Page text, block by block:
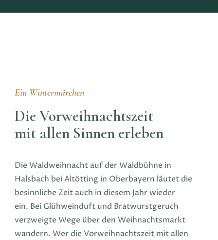
Ein Wintermärchen
Die Vorweihnachtszeit
mit allen Sinnen erleben
Die Waldweihnacht auf der Waldbühne in
Halsbach bei Altötting in Oberbayern läutet die
besinnliche Zeit auch in diesem Jahr wieder
ein. Bei Glühweinduft und Bratwurstgeruch
verzweigte Wege über den Weihnachtsmarkt
wandern. Wer die Vorweihnachtszeit mit allen